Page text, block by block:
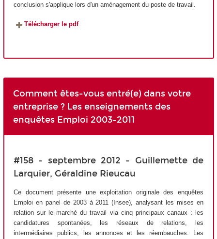
conclusion s'applique lors d'un aménagement du poste de travail.
Télécharger le pdf
Comment êtes-vous entré(e) dans votre
entreprise ? Les enseignements des
enquêtes Emploi 2003-2011
#158 - septembre 2012 - Guillemette de
Larquier, Géraldine Rieucau
Ce document présente une exploitation originale des enquêtes
Emploi en panel de 2003 à 2011 (Insee), analysant les mises en
relation sur le marché du travail via cinq principaux canaux : les
candidatures spontanées, les réseaux de relations, les
intermédiaires publics, les annonces et les réembauches. Les